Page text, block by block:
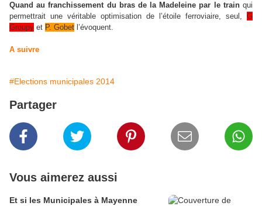
Quand au franchissement du bras de la Madeleine par le trainqui
permettrait une véritable optimisation de l’étoile ferroviaire, seul, G
Groupy et P. Gobet l’évoquent.
A suivre
#Elections municipales 2014
Partager
Vous aimerez aussi
Et si les Municipales à Mayenne